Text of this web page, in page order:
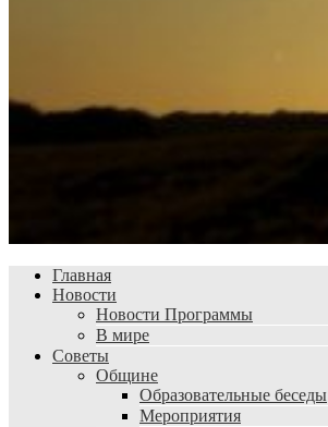
Главная
Новости
Новости Программы
В мире
Советы
Общине
Образовательные беседы
Мероприятия